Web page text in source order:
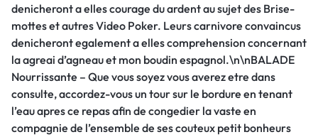
denicheront a elles courage du ardent au sujet des Brise-
mottes et autres Video Poker. Leurs carnivore convaincus
denicheront egalement a elles comprehension concernant
la agreai d’agneau et mon boudin espagnol.\n\nBALADE
Nourrissante – Que vous soyez vous averez etre dans
consulte, accordez-vous un tour sur le bordure en tenant
l’eau apres ce repas afin de congedier la vaste en
compagnie de l’ensemble de ses couteux petit bonheurs